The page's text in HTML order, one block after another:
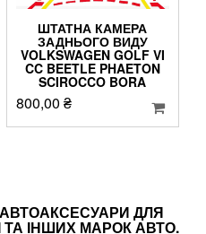
ШТАТНА КАМЕРА
ЗАДНЬОГО ВИДУ
VOLKSWAGEN GOLF VI
CC BEETLE PHAETON
SCIROCCO BORA
800,00 ₴
АВТОАКСЕСУАРИ ДЛЯ
ТА ІНШИХ МАРОК АВТО.